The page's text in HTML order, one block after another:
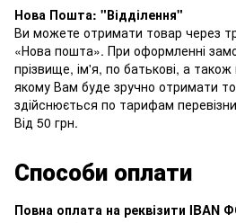
Нова Пошта: "Відділення"
Ви можете отримати товар через
«Нова пошта». При оформленні
прізвище, ім'я, по батькові, а
якому Вам буде зручно отримати
здійснюється по тарифам
Від 50 грн.
Способи оплати
Повна оплата на реквізити IBAN